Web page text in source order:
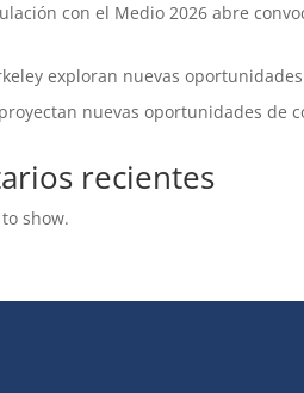
con el Medio 2026 abre
exploran nuevas
proyectan nuevas oportunidades de
recientes
show.